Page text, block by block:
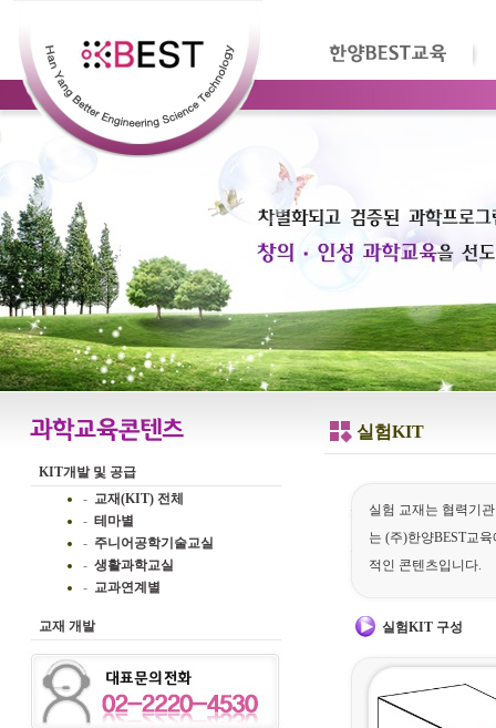
KIT개발 및 공급
- 교재(KIT) 전체
- 테마별
- 주니어공학기술교실
- 생활과학교실
- 교과연계별
교재 개발
실험KIT
실험 교재는 협력기
는 (주)한양BEST교
적인 콘텐츠입니다.
실험KIT 구성